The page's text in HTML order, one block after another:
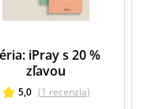
iPray s 20 %
zľavou
5,0 (1 recenzia)